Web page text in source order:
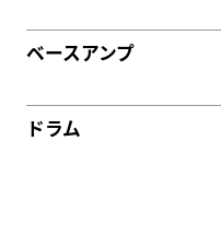
ベースアンプ
ドラム